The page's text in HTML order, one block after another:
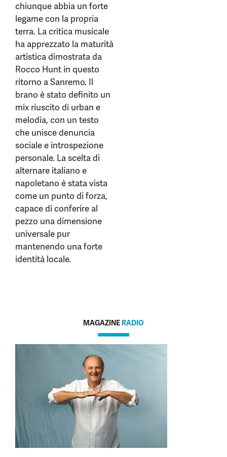
chiunque abbia un forte
legame con la propria
terra. La critica musicale
ha apprezzato la maturità
artistica dimostrata da
Rocco Hunt in questo
ritorno a Sanremo. Il
brano è stato definito un
mix riuscito di urban e
melodia, con un testo
che unisce denuncia
sociale e introspezione
personale. La scelta di
alternare italiano e
napoletano è stata vista
come un punto di forza,
capace di conferire al
pezzo una dimensione
universale pur
mantenendo una forte
identità locale.
MAGAZINE RADIO